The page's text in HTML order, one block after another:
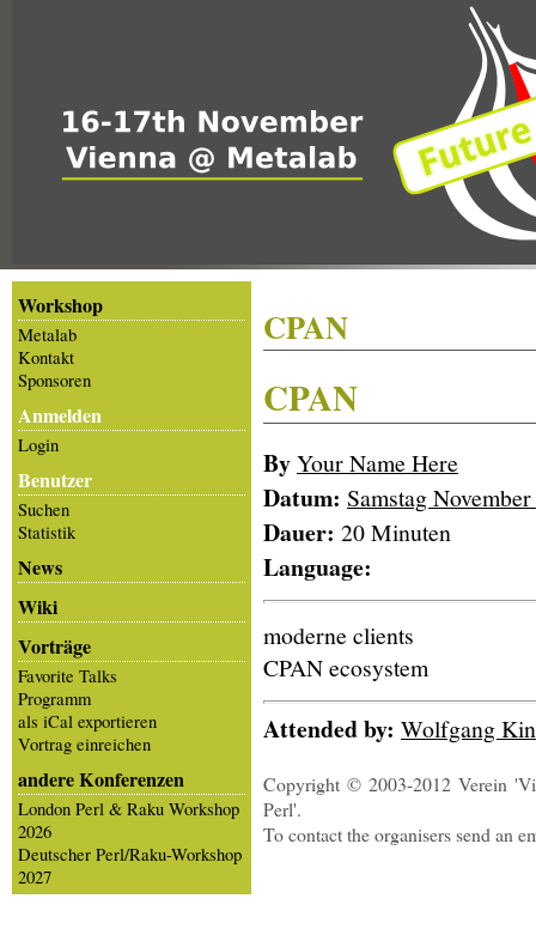
Workshop
Metalab
Kontakt
Sponsoren
Anmelden
Login
Benutzer
Suchen
Statistik
News
Wiki
Vorträge
Favorite Talks
Programm
als iCal exportieren
Vortrag einreichen
andere Konferenzen
London Perl & Raku Workshop
2026
Deutscher Perl/Raku-Workshop
2027
CPAN
CPAN
ByYour Name Here
Datum: Samstag
Dauer: 20 Minuten
Language:
moderne clients
CPAN ecosystem
Attended by: Wolfgang
Copyright © 2003-2012 Verein
Perl'.
To contact the organisers send an